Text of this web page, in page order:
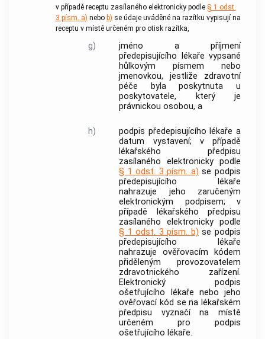
v případě receptu zasílaného elektronicky podle § 1 odst.
3 písm. a) nebo b) se údaje uváděné na razítku vypisují na
receptu v místě určeném pro otisk razítka,
g)
jméno a příjmení
předepisujícího lékaře vypsané
hůlkovým písmem nebo
jmenovkou, jestliže zdravotní
péče byla poskytnuta u
poskytovatele, který je
právnickou osobou, a
h)
podpis předepisujícího lékaře a
datum vystavení; v případě
lékařského předpisu
zasílaného elektronicky podle
§ 1 odst. 3 písm. a) se podpis
předepisujícího lékaře
nahrazuje jeho zaručeným
elektronickým podpisem; v
případě
lékařského předpisu
zasílaného elektronicky podle
§ 1 odst. 3 písm. b) se podpis
předepisujícího lékaře
nahrazuje ověřovacím kódem
přiděleným provozovatelem
zdravotnického zařízení.
Elektronický podpis
ošetřujícího lékaře nebo jeho
ověřovací kód se na lékařském
předpisu vyznačí na místě
určeném pro podpis
ošetřujícího lékaře.